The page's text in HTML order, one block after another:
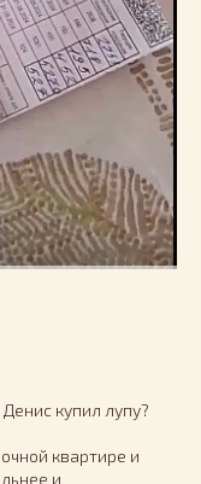
купил лупу?
квартире и
и